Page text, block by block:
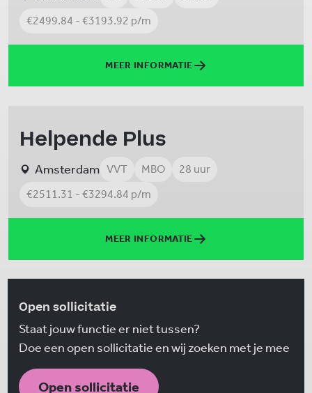
€2499.84 - €3193.92 p/m
MEER INFORMATIE
Helpende Plus
Amsterdam VVT MBO
28 uur
€2511.31 - €3294.84 p/m
MEER INFORMATIE
Open sollicitatie
Staat jouw functie er niet tussen?
Doe een open sollicitatie en wij zoeken met je mee
Open sollicitatie